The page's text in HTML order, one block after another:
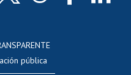
Académico
pública